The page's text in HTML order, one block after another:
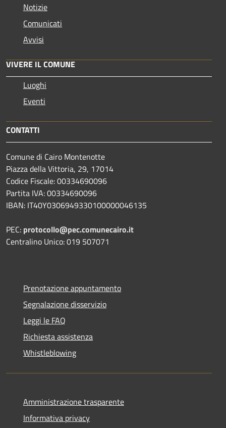
Notizie
Comunicati
Avvisi
VIVERE IL COMUNE
Luoghi
Eventi
CONTATTI
Comune di Cairo Montenotte
Piazza della Vittoria, 29, 17014
Codice Fiscale: 00334690096
Partita IVA: 00334690096
IBAN: IT40Y0306949330100000046135
PEC: protocollo@pec.comunecairo.it
Centralino Unico: 019 507071
Prenotazione appuntamento
Segnalazione disservizio
Leggi le FAQ
Richiesta assistenza
Whistleblowing
Amministrazione trasparente
Informativa privacy